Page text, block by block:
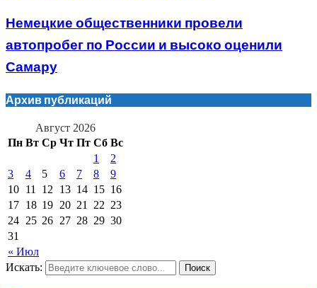
Немецкие общественники провели
автопробег по России и высоко оценили
Самару
Архив публикаций
Август 2026
Пн Вт Ср Чт Пт Сб Вс
« Июл
1
2
3
4 5 6 7 8
9
10 11 12 13 14 15 16
17 18 19 20 21 22 23
24 25 26 27 28 29 30
31
Искать: Поиск